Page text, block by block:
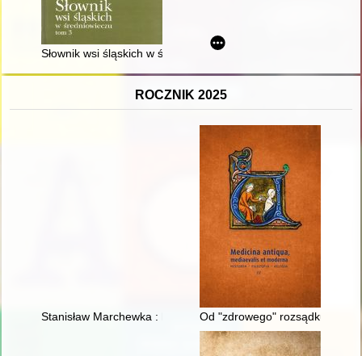
Słownik wsi śląskich w średniowieczu. T. 3,
ROCZNIK 2025
Stanisław Marchewka : historia zapisana w aktach IPN i
Od "zdrowego" rozsądku do